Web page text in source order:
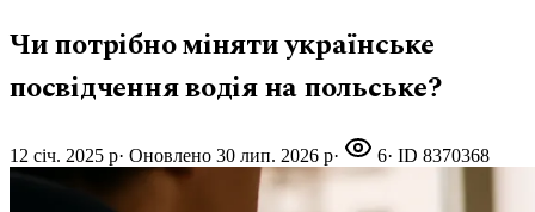
Чи потрібно міняти українське
посвідчення водія на польське?
12 січ. 2025 р· Оновлено 30 лип. 2026 р· 6· ID 8370368